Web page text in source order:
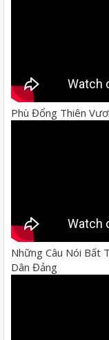
Phù Đổng Thiên
Những Câu Nói Bất
Dân Đảng